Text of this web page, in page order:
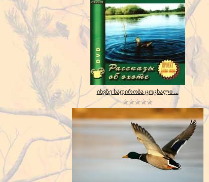
იხვზე ნადირობა ცოცხალი ...